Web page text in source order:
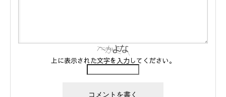
上に表示された文字を入力してください。